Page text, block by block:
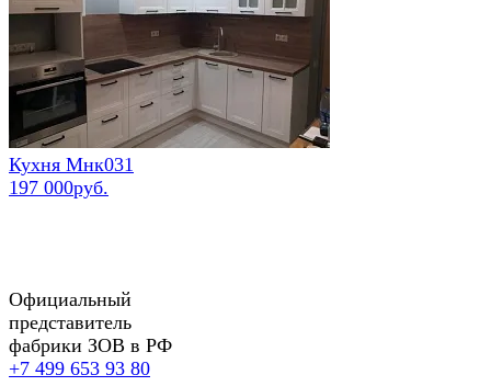
Кухня Мнк031
197 000руб.
Официальный
представитель
фабрики ЗОВ в РФ
+7 499 653 93 80